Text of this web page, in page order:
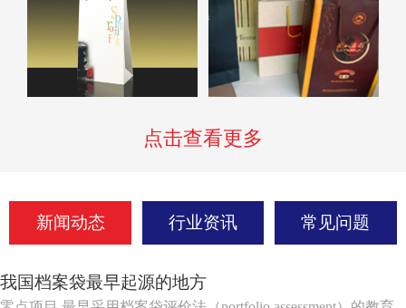
点击查看更多
新闻动态 行业资讯 常见问题
我国档案袋最早起源的地方